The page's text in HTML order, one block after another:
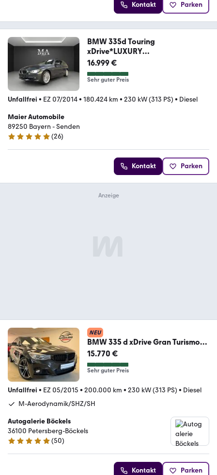
Kontakt Parken
BMW 335d Touring
xDrive*LUXURY
LINE*PANORAMA*HEAD UP
16.999 €
Sehr guter Preis
Unfallfrei • EZ 07/2014• 180.424 km • 230 kW (313 PS) • Diesel
Maier Automobile
89250 Bayern - Senden
4.8 Sterne
(26)
Kontakt Parken
NEU
BMW 335 d xDrive Gran Turismo
°M-Paket°AHK°2.Hand°
15.770 €
Sehr guter Preis
Unfallfrei • EZ 05/2015 • 200.000 km • 230 kW (313 PS) • Diesel
M-Aerodynamik/SHZ/SH
Autogalerie Böckels
36100 Petersberg-Böckels
4.9 Sterne
(50)
Kontakt Parken